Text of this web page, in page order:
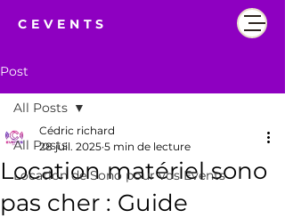
CEVENTS
Post
All Posts
Location de Sono pour vos Events
All Posts
Location matériel sono
pas cher : Guide
Cédric richard
28 juil. 2025 5 min de lecture